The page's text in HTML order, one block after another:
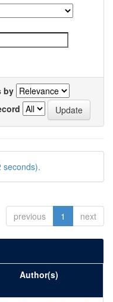
by
seconds).
previous 1 next
Author(s)